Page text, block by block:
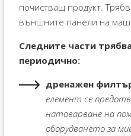
почистващ продукт.
външните панели на
Следните части
периодично:
дренажен
елемент се
натоварване на
оборудването за